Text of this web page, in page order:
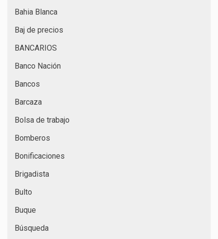
Bahia Blanca
Baj de precios
BANCARIOS
Banco Nación
Bancos
Barcaza
Bolsa de trabajo
Bomberos
Bonificaciones
Brigadista
Bulto
Buque
Búsqueda